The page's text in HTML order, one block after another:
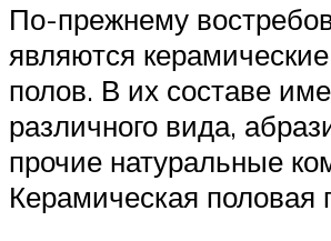
По-прежнему
являются
полов. В их составе
различного вида,
прочие натуральные
Керамическая половая